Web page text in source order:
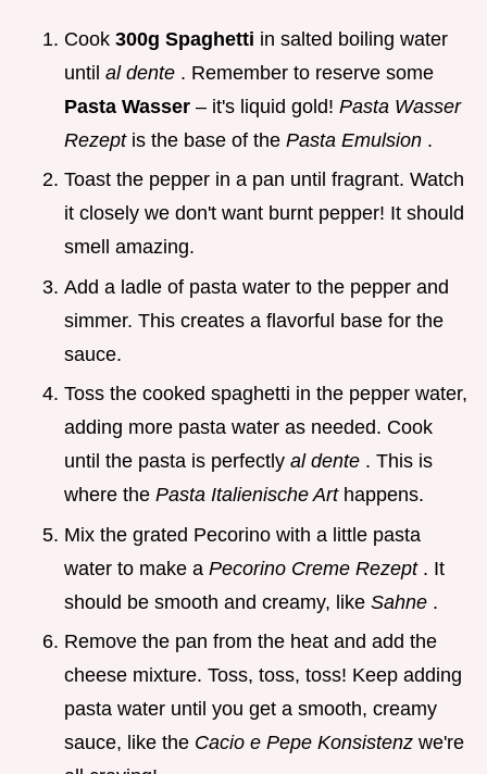
Cook 300g Spaghetti in salted boiling water
until al dente . Remember to reserve some
Pasta Wasser – it's liquid gold! Pasta Wasser
Rezept is the base of the Pasta Emulsion .
Toast the pepper in a pan until fragrant. Watch
it closely we don't want burnt pepper! It should
smell amazing.
Add a ladle of pasta water to the pepper and
simmer. This creates a flavorful base for the
sauce.
Toss the cooked spaghetti in the pepper water,
adding more pasta water as needed. Cook
until the pasta is perfectly al dente . This is
where the Pasta Italienische Art happens.
Mix the grated Pecorino with a little pasta
water to make a Pecorino Creme Rezept . It
should be smooth and creamy, like Sahne .
Remove the pan from the heat and add the
cheese mixture. Toss, toss, toss! Keep adding
pasta water until you get a smooth, creamy
sauce, like the Cacio e Pepe Konsistenz we're